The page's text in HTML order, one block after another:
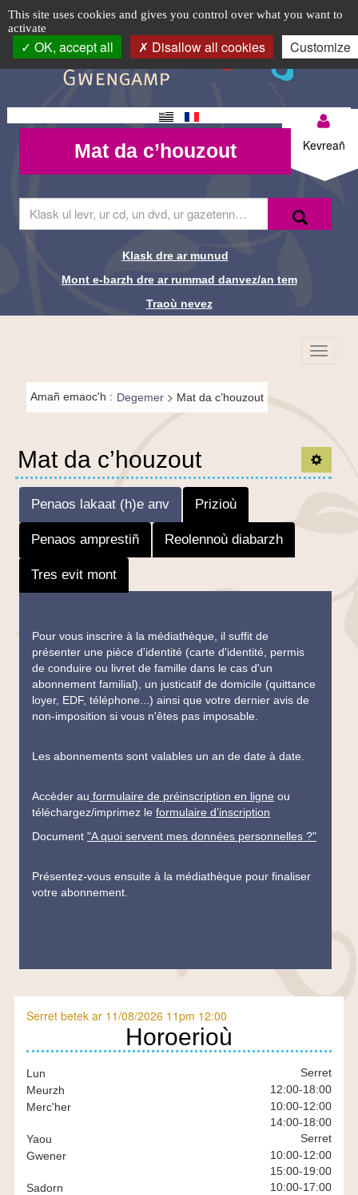
Cookie management panel
This site uses cookies and gives you control over what you want to
activate
OK, accept all Disallow all cookies Customize
TPL_C3RB_RGAA_EVITEMENT_MENU
TPL_C3RB_RGAA_EVITEMENT_CONTENT
TPL_C3RB_RGAA_EVITEMENT_LOGIN
Mat
da
c’houzout
-
Médiathèque
de
Guingamp
Logo
top-
BR
Changement
de langue
Mon
compte-
Kevreañ
Mat da
c’houzout
Mat da c’houzout
Recherche-
Br
al
Liens de
Klask dre ar munud
Mont e-barzh dre ar rummad danvez/an tem
Traoù nevez
BR-fr
Fil de
navigation-
BR
Amañ emaoc'h : Degemer > Mat da c’houzout
Mat da c’houzout
Penaos lakaat (h)e anv Prizioù
Penaos amprestiñ Reolennoù diabarzh
Tres evit mont
Pour vous inscrire à la médiathèque, il suffit de
présenter une pièce d'identité (carte d'identité, permis
de conduire ou livret de famille dans le cas d'un
abonnement familial), un justicatif de domicile (quittance
loyer, EDF, téléphone...) ainsi que votre dernier avis de
non-imposition si vous n'êtes pas imposable.
Les abonnements sont valables un an de date à date.
Accèder au formulaire de préinscription en ligne ou
téléchargez/imprimez le formulaire d’inscription
Document "A quoi servent mes données personnelles ?"
Présentez-vous ensuite à la médiathèque pour finaliser
votre abonnement.
En
bref-
BR
Serret betek ar 11/08/2026 11pm 12:00
Horoerioù
Lun
Serret
Meurzh
12:00-18:00
Merc'her
10:00-12:00
14:00-18:00
Yaou
Serret
Gwener
10:00-12:00
15:00-19:00
Sadorn
10:00-17:00